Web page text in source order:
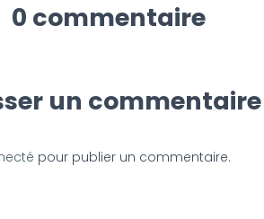
0 commentaire
un commentaire
pour publier un commentaire.